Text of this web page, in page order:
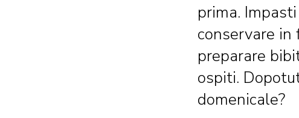
prima.
conservare in
preparare
ospiti.
domenicale?